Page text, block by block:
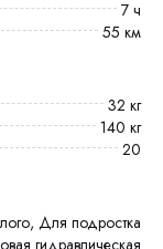
7 ч
55 км
32 кг
140 кг
20
Для подростка
гидравлическая